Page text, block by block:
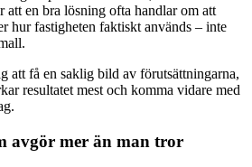
att en bra lösning ofta handlar om att
hur fastigheten faktiskt används – inte
att få en saklig bild av förutsättningarna,
resultatet mest och komma vidare med
avgör mer än man tror